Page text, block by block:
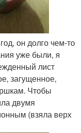
он долго чем-то
уже были, я
лист
загущенное,
Чтобы
двумя
(взяла верх